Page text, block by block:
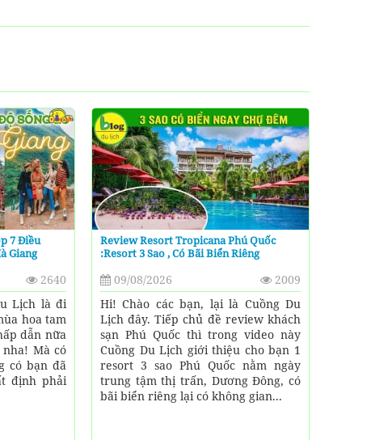
7 Điều
Giang
2640
Lịch là đi
hoa tam
dẫn nữa
Mà có
có bạn đã
định phải
Review Resort Tropicana Phú Quốc
:resort 3 Sao , Có Bãi Biển Riêng
09/08/2026
2009
Hi! Chào các bạn, lại là Cuồng Du
Lịch đây. Tiếp chủ đề review khách
sạn Phú Quốc thì trong video này
Cuồng Du Lịch giới thiệu cho bạn 1
resort 3 sao Phú Quốc nằm ngày
trung tậm thị trấn, Dương Đông, có
bãi biển riêng lại có không gian...